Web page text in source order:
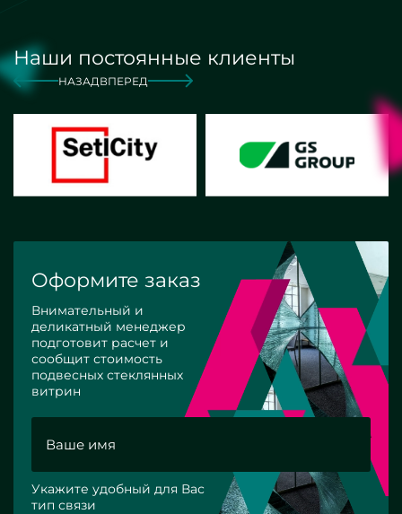
Наши постоянные клиенты
НАЗАД ВПЕРЕД
Оформите заказ
Внимательный и
деликатный менеджер
подготовит расчет и
сообщит стоимость
подвесных стеклянных
витрин
Укажите удобный для Вас
тип связи